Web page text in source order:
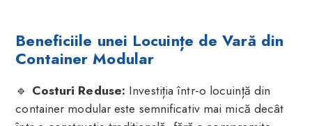
Beneficiile unei Locuințe de Vară din
Container Modular
🔹 Costuri Reduse: Investiția într-o locuință din
container modular este semnificativ mai mică decât